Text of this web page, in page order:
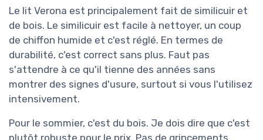
Le lit Verona est principalement fait de similicuir et
de bois. Le similicuir est facile à nettoyer, un coup
de chiffon humide et c'est réglé. En termes de
durabilité, c'est correct sans plus. Faut pas
s'attendre à ce qu'il tienne des années sans
montrer des signes d'usure, surtout si vous l'utilisez
intensivement.
Pour le sommier, c'est du bois. Je dois dire que c'est